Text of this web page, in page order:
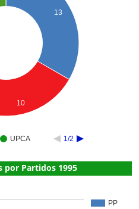
UPCA 1/2
13
10
por Partidos 1995
PP